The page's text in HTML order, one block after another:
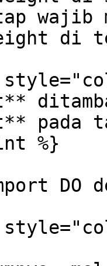
wajib
di
pada
%}
DO